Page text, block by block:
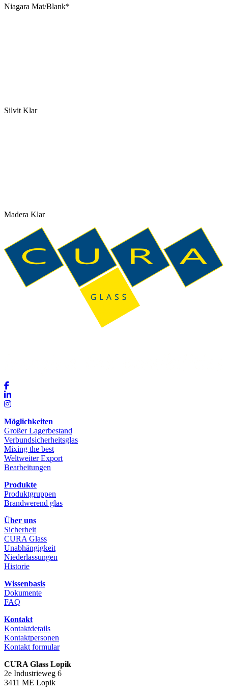
Niagara Mat/Blank*
Silvit Klar
Madera Klar
Möglichkeiten
Großer Lagerbestand
Verbundsicherheitsglas
Mixing the best
Weltweiter Export
Bearbeitungen
Produkte
Produktgruppen
Brandwerend glas
Über uns
Sicherheit
CURA Glass
Unabhängigkeit
Niederlassungen
Historie
Wissenbasis
Dokumente
FAQ
Kontakt
Kontaktdetails
Kontaktpersonen
Kontakt formular
CURA Glass Lopik
2e Industrieweg 6
3411 ME Lopik